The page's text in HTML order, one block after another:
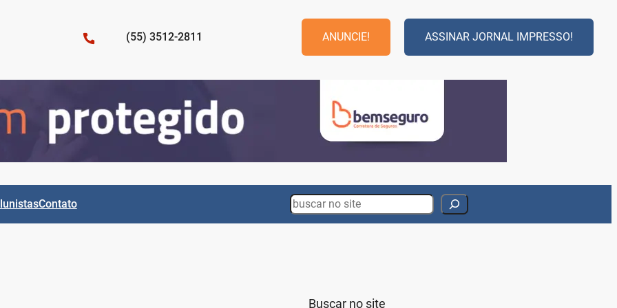
(55) 3512-2811 ANUNCIE! ASSINAR JORNAL IMPRESSO!
Contato Search
Buscar no site